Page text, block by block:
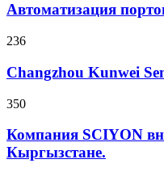
Автоматизация
236
Changzhou Kunwei
350
Компания SCIYON
Кыргызстане.